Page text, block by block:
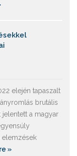
elején tapaszalt
brutális
a magyar
elemzések
»